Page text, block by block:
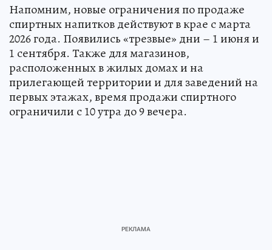
Напомним, новые ограничения по продаже
спиртных напитков действуют в крае с марта
2026 года. Появились «трезвые» дни – 1 июня и
1 сентября. Также для магазинов,
расположенных в жилых домах и на
прилегающей территории и для заведений на
первых этажах, время продажи спиртного
ограничили с 10 утра до 9 вечера.